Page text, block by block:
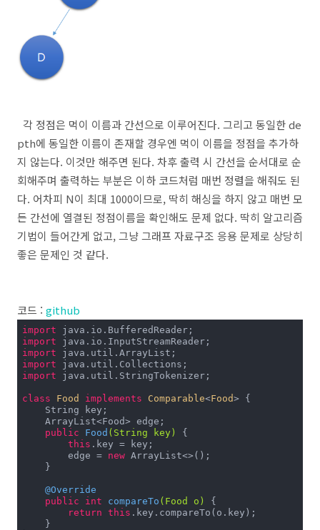
각 정점은 먹이 이름과 간선으로 이루어진다. 그리고 동일한 de
pth에 동일한 이름이 존재할 경우엔 먹이 이름을 정점을 추가하
지 않는다. 이것만 해주면 된다. 차후 출력 시 간선을 순서대로 순
회해주며 출력하는 부분은 이하 코드처럼 매번 정렬을 해줘도 된
다. 어차피 N이 최대 1000이므로, 딱히 해싱을 하지 않고 매번 모
든 간선에 열결된 정점이름을 확인해도 문제 없다. 딱히 알고리즘
기법이 들어간게 없고, 그냥 그래프 자료구조 응용 문제로 상당히
좋은 문제인 것 같다.
코드 : github
import
import
import
import
import java.util.StringTokenizer;
class Food implements Comparable<Food> {
    String key;
    ArrayList<Food> edge;
public
Food (String key)
{
this .key = key;
        edge =
new ArrayList<>();
    }
@Override
public
int compareTo (Food o)
{
return this .key.compareTo(o.key);
    }